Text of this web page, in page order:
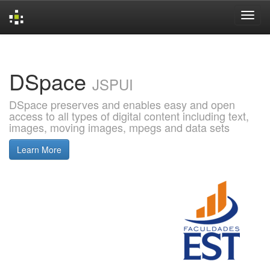
DSpace JSPUI
DSpace preserves and enables easy and open
access to all types of digital content including text,
images, moving images, mpegs and data sets
Learn More